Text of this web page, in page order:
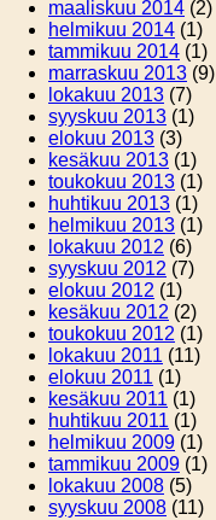
maaliskuu 2014 (2)
helmikuu 2014 (1)
tammikuu 2014 (1)
marraskuu 2013 (9)
lokakuu 2013 (7)
syyskuu 2013 (1)
elokuu 2013 (3)
kesäkuu 2013 (1)
toukokuu 2013 (1)
huhtikuu 2013 (1)
helmikuu 2013 (1)
lokakuu 2012 (6)
syyskuu 2012 (7)
elokuu 2012 (1)
kesäkuu 2012 (2)
toukokuu 2012 (1)
lokakuu 2011 (11)
elokuu 2011 (1)
kesäkuu 2011 (1)
huhtikuu 2011 (1)
helmikuu 2009 (1)
tammikuu 2009 (1)
lokakuu 2008 (5)
syyskuu 2008 (11)